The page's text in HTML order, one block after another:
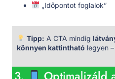
„Időpontot foglalok”
Tipp: A CTA mindig
könnyen kattintható legyen